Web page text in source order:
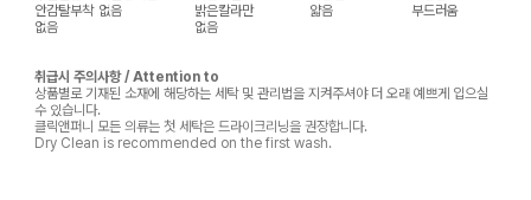
안감탈부착 없음 밝은칼라만 얇음
부드러움
없음
없음
취급시 주의사항 / Attention to
상품별로 기재된 소재에 해당하는 세탁 및 관리법을 지켜주셔야 더 오래 예쁘게 입으실
수 있습니다.
클릭앤퍼니 모든 의류는 첫 세탁은 드라이크리닝을 권장합니다.
Dry Clean is recommended on the first wash.